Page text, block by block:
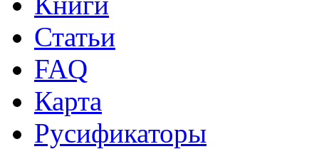
Статьи
FAQ
Карта
Русификаторы